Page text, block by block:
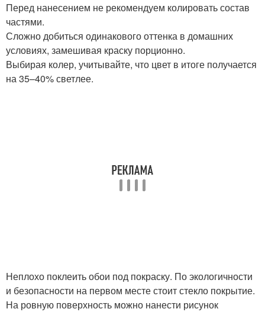
Перед нанесением не рекомендуем колировать состав
частями.
Сложно добиться одинакового оттенка в домашних
условиях, замешивая краску порционно.
Выбирая колер, учитывайте, что цвет в итоге получается
на 35–40% светлее.
Неплохо поклеить обои под покраску. По экологичности
и безопасности на первом месте стоит стекло покрытие.
На ровную поверхность можно нанести рисунок